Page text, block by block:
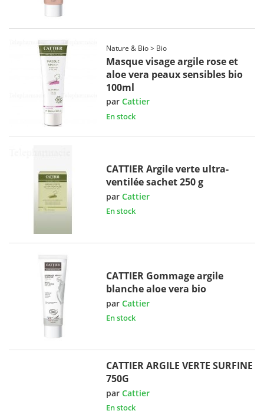
Nature & Bio > Bio
Masque visage argile rose et
aloe vera peaux sensibles bio
100ml
parCattier
En stock
CATTIER Argile verte ultra-
ventilée sachet 250 g
parCattier
En stock
CATTIER Gommage argile
blanche aloe vera bio
parCattier
En stock
CATTIER ARGILE VERTE SURFINE
750G
parCattier
En stock